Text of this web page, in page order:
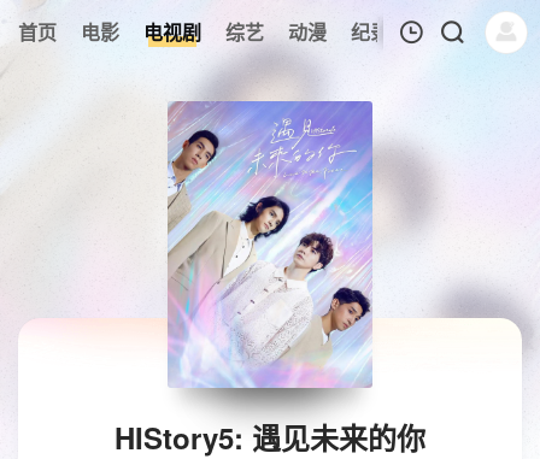
首页 电影 电视剧 综艺 动漫 纪录片 午夜剧场
我的观影记录
暂无观看影片的记录
HIStory5: 遇见未来的你